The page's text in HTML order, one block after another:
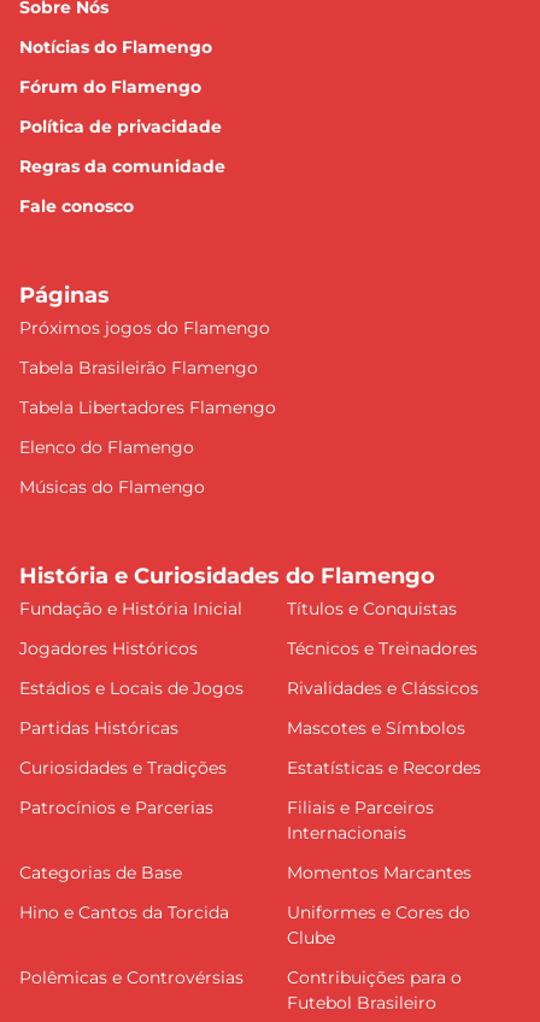
Sobre Nós
Notícias do Flamengo
Fórum do Flamengo
Política de privacidade
Regras da comunidade
Fale conosco
Páginas
Próximos jogos do Flamengo
Tabela Brasileirão Flamengo
Tabela Libertadores Flamengo
Elenco do Flamengo
Músicas do Flamengo
História e Curiosidades do Flamengo
Fundação e História Inicial
Títulos e Conquistas
Jogadores Históricos
Técnicos e Treinadores
Estádios e Locais de Jogos
Rivalidades e Clássicos
Partidas Históricas
Mascotes e Símbolos
Curiosidades e Tradições
Estatísticas e Recordes
Patrocínios e Parcerias
Filiais e Parceiros
Internacionais
Categorias de Base
Momentos Marcantes
Hino e Cantos da Torcida
Uniformes e Cores do
Clube
Polêmicas e Controvérsias
Contribuições para o
Futebol Brasileiro